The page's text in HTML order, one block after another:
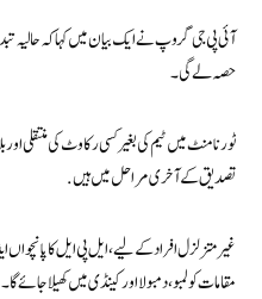
آئی پی جی گروپ نے ایک بیان میں کہا کہ حالیہ
حصہ لے گی۔
ٹورنامنٹ میں ٹیم کی بغیر کسی رکاوٹ کی منتقلی
تصدیق کے آخری مراحل میں ہیں.
مقامات کولمبو، دمبولا اور کینڈی میں کھیلا جائے گا۔